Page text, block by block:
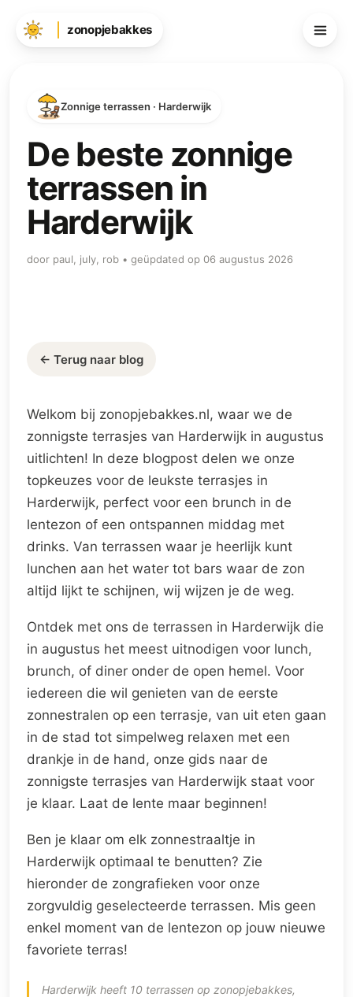
zonopjebakkes
Zonnige terrassen · Harderwijk
De beste zonnige
terrassen in
Harderwijk
door paul, july, rob • geüpdated op 06 augustus 2026
← Terug naar blog
Welkom bij zonopjebakkes.nl, waar we de
zonnigste terrasjes van Harderwijk in augustus
uitlichten! In deze blogpost delen we onze
topkeuzes voor de leukste terrasjes in
Harderwijk, perfect voor een brunch in de
lentezon of een ontspannen middag met
drinks. Van terrassen waar je heerlijk kunt
lunchen aan het water tot bars waar de zon
altijd lijkt te schijnen, wij wijzen je de weg.
Ontdek met ons de terrassen in Harderwijk die
in augustus het meest uitnodigen voor lunch,
brunch, of diner onder de open hemel. Voor
iedereen die wil genieten van de eerste
zonnestralen op een terrasje, van uit eten gaan
in de stad tot simpelweg relaxen met een
drankje in de hand, onze gids naar de
zonnigste terrasjes van Harderwijk staat voor
je klaar. Laat de lente maar beginnen!
Ben je klaar om elk zonnestraaltje in
Harderwijk optimaal te benutten? Zie
hieronder de zongrafieken voor onze
zorgvuldig geselecteerde terrassen. Mis geen
enkel moment van de lentezon op jouw nieuwe
favoriete terras!
Harderwijk heeft 10 terrassen op zonopjebakkes,